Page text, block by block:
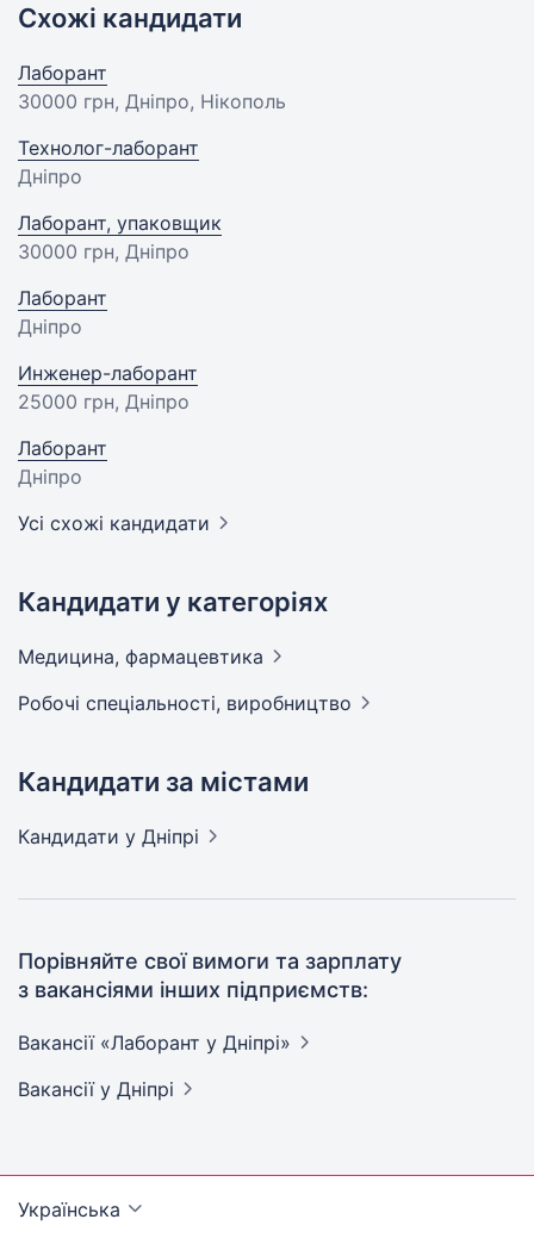
Схожі кандидати
Лаборант
30000 грн, Дніпро, Нікополь
Технолог-лаборант
Дніпро
Лаборант, упаковщик
30000 грн, Дніпро
Лаборант
Дніпро
Инженер-лаборант
25000 грн, Дніпро
Лаборант
Дніпро
Усі схожі кандидати
Кандидати у категоріях
Медицина, фармацевтика
Робочі спеціальності, виробництво
Кандидати за містами
Кандидати у Дніпрі
Порівняйте свої вимоги та зарплату
з вакансіями інших підприємств:
Вакансії «Лаборант у Дніпрі»
Вакансії у Дніпрі
Українська